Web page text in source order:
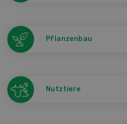
Pflanzenbau
Nutztiere